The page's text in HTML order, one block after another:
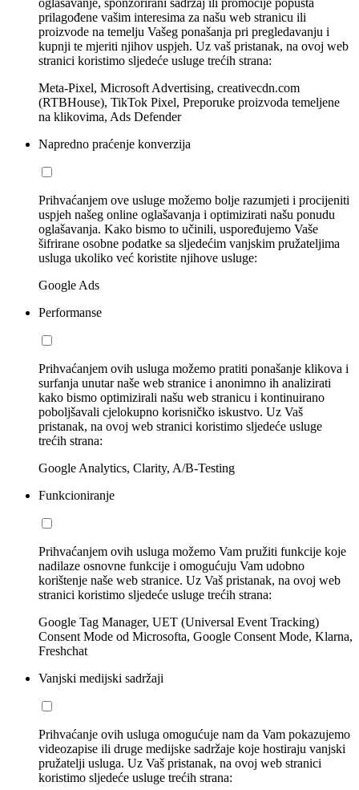
oglašavanje, sponzorirani sadržaj ili promocije popusta
prilagođene vašim interesima za našu web stranicu ili
proizvode na temelju Vašeg ponašanja pri pregledavanju i
kupnji te mjeriti njihov uspjeh. Uz vaš pristanak, na ovoj web
stranici koristimo sljedeće usluge trećih strana:
Meta-Pixel, Microsoft Advertising, creativecdn.com
(RTBHouse), TikTok Pixel, Preporuke proizvoda temeljene
na klikovima, Ads Defender
Napredno praćenje konverzija
Prihvaćanjem ove usluge možemo bolje razumjeti i procijeniti
uspjeh našeg online oglašavanja i optimizirati našu ponudu
oglašavanja. Kako bismo to učinili, uspoređujemo Vaše
šifrirane osobne podatke sa sljedećim vanjskim pružateljima
usluga ukoliko već koristite njihove usluge:
Google Ads
Performanse
Prihvaćanjem ovih usluga možemo pratiti ponašanje klikova i
surfanja unutar naše web stranice i anonimno ih analizirati
kako bismo optimizirali našu web stranicu i kontinuirano
poboljšavali cjelokupno korisničko iskustvo. Uz Vaš
pristanak, na ovoj web stranici koristimo sljedeće usluge
trećih strana:
Google Analytics, Clarity, A/B-Testing
Funkcioniranje
Prihvaćanjem ovih usluga možemo Vam pružiti funkcije koje
nadilaze osnovne funkcije i omogućuju Vam udobno
korištenje naše web stranice. Uz Vaš pristanak, na ovoj web
stranici koristimo sljedeće usluge trećih strana:
Google Tag Manager, UET (Universal Event Tracking)
Consent Mode od Microsofta, Google Consent Mode, Klarna,
Freshchat
Vanjski medijski sadržaji
Prihvaćanje ovih usluga omogućuje nam da Vam pokazujemo
videozapise ili druge medijske sadržaje koje hostiraju vanjski
pružatelji usluga. Uz Vaš pristanak, na ovoj web stranici
koristimo sljedeće usluge trećih strana: